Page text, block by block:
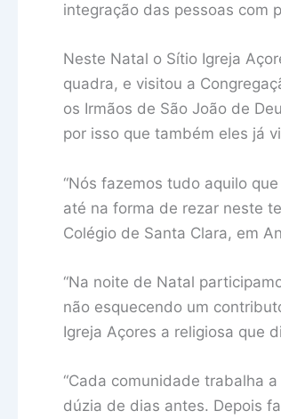
integração das pessoas com
Neste Natal o Sítio Igreja
quadra, e visitou a
os Irmãos de São João de
por isso que também eles já
“Nós fazemos tudo aquilo
até na forma de rezar neste
Colégio de Santa Clara, em
“Na noite de Natal
não esquecendo um
Igreja Açores a religiosa que
“Cada comunidade trabalha
dúzia de dias antes. Depois